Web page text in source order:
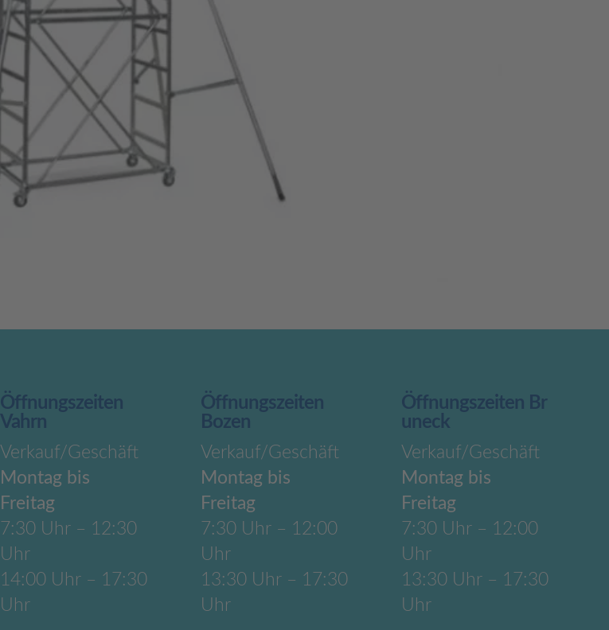
Öffnungszeiten
Vahrn
Verkauf/Geschäft
Montag bis
Freitag
7:30 Uhr – 12:30
Uhr
14:00 Uhr – 17:30
Uhr
Öffnungszeiten
Bozen
Verkauf/Geschäft
Montag bis
Freitag
7:30 Uhr – 12:00
Uhr
13:30 Uhr – 17:30
Uhr
Öffnungszeiten Br
uneck
Verkauf/Geschäft
Montag bis
Freitag
7:30 Uhr – 12:00
Uhr
13:30 Uhr – 17:30
Uhr